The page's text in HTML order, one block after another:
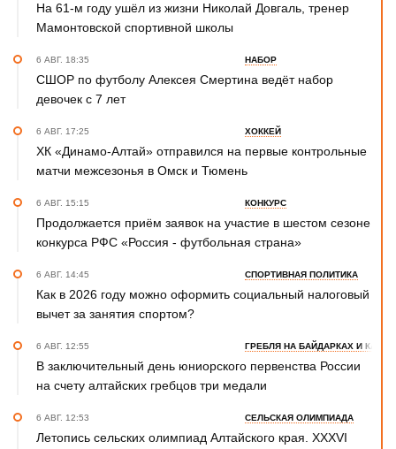
На 61-м году ушёл из жизни Николай Довгаль, тренер
Мамонтовской спортивной школы
6 АВГ. 18:35 НАБОР
СШОР по футболу Алексея Смертина ведёт набор
девочек с 7 лет
6 АВГ. 17:25 ХОККЕЙ
ХК «Динамо-Алтай» отправился на первые контрольные
матчи межсезонья в Омск и Тюмень
6 АВГ. 15:15 КОНКУРС
Продолжается приём заявок на участие в шестом сезоне
конкурса РФС «Россия - футбольная страна»
6 АВГ. 14:45 СПОРТИВНАЯ ПОЛИТИКА
Как в 2026 году можно оформить социальный налоговый
вычет за занятия спортом?
6 АВГ. 12:55 ГРЕБЛЯ НА БАЙДАРКАХ И КАНОЭ
В заключительный день юниорского первенства России
на счету алтайских гребцов три медали
6 АВГ. 12:53 СЕЛЬСКАЯ ОЛИМПИАДА
Летопись сельских олимпиад Алтайского края. XXXVI